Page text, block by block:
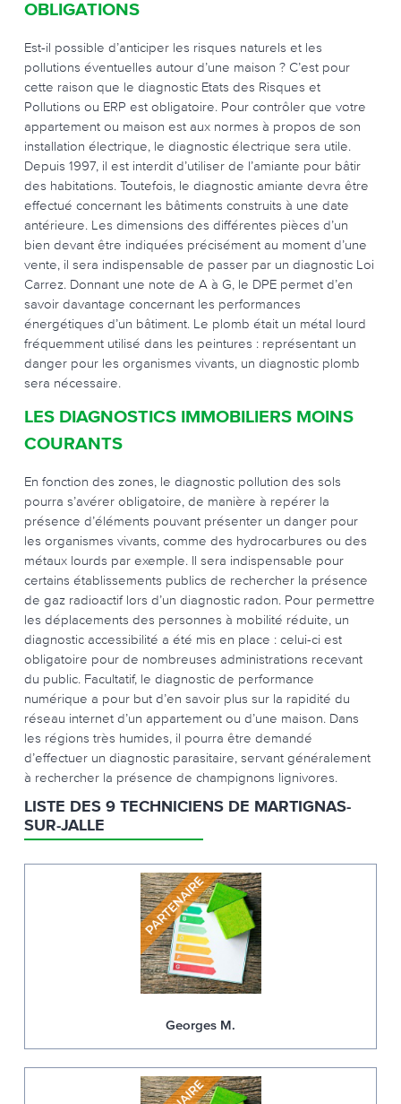
OBLIGATIONS
Est-il possible d’anticiper les risques naturels et les
pollutions éventuelles autour d’une maison ? C’est pour
cette raison que le diagnostic Etats des Risques et
Pollutions ou ERP est obligatoire. Pour contrôler que votre
appartement ou maison est aux normes à propos de son
installation électrique, le diagnostic électrique sera utile.
Depuis 1997, il est interdit d’utiliser de l’amiante pour bâtir
des habitations. Toutefois, le diagnostic amiante devra être
effectué concernant les bâtiments construits à une date
antérieure. Les dimensions des différentes pièces d’un
bien devant être indiquées précisément au moment d’une
vente, il sera indispensable de passer par un diagnostic Loi
Carrez. Donnant une note de A à G, le DPE permet d’en
savoir davantage concernant les performances
énergétiques d’un bâtiment. Le plomb était un métal lourd
fréquemment utilisé dans les peintures : représentant un
danger pour les organismes vivants, un diagnostic plomb
sera nécessaire.
LES DIAGNOSTICS IMMOBILIERS MOINS
COURANTS
En fonction des zones, le diagnostic pollution des sols
pourra s’avérer obligatoire, de manière à repérer la
présence d’éléments pouvant présenter un danger pour
les organismes vivants, comme des hydrocarbures ou des
métaux lourds par exemple. Il sera indispensable pour
certains établissements publics de rechercher la présence
de gaz radioactif lors d’un diagnostic radon. Pour permettre
les déplacements des personnes à mobilité réduite, un
diagnostic accessibilité a été mis en place : celui-ci est
obligatoire pour de nombreuses administrations recevant
du public. Facultatif, le diagnostic de performance
numérique a pour but d’en savoir plus sur la rapidité du
réseau internet d’un appartement ou d’une maison. Dans
les régions très humides, il pourra être demandé
d’effectuer un diagnostic parasitaire, servant généralement
à rechercher la présence de champignons lignivores.
LISTE DES 9 TECHNICIENS DE MARTIGNAS-
SUR-JALLE
Georges M.